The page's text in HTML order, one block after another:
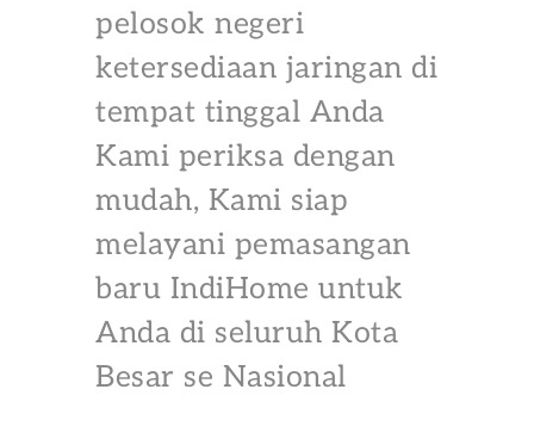
pelosok negeri
ketersediaan jaringan di
tempat tinggal Anda
Kami periksa dengan
mudah, Kami siap
melayani pemasangan
baru IndiHome untuk
Anda di seluruh Kota
Besar se Nasional